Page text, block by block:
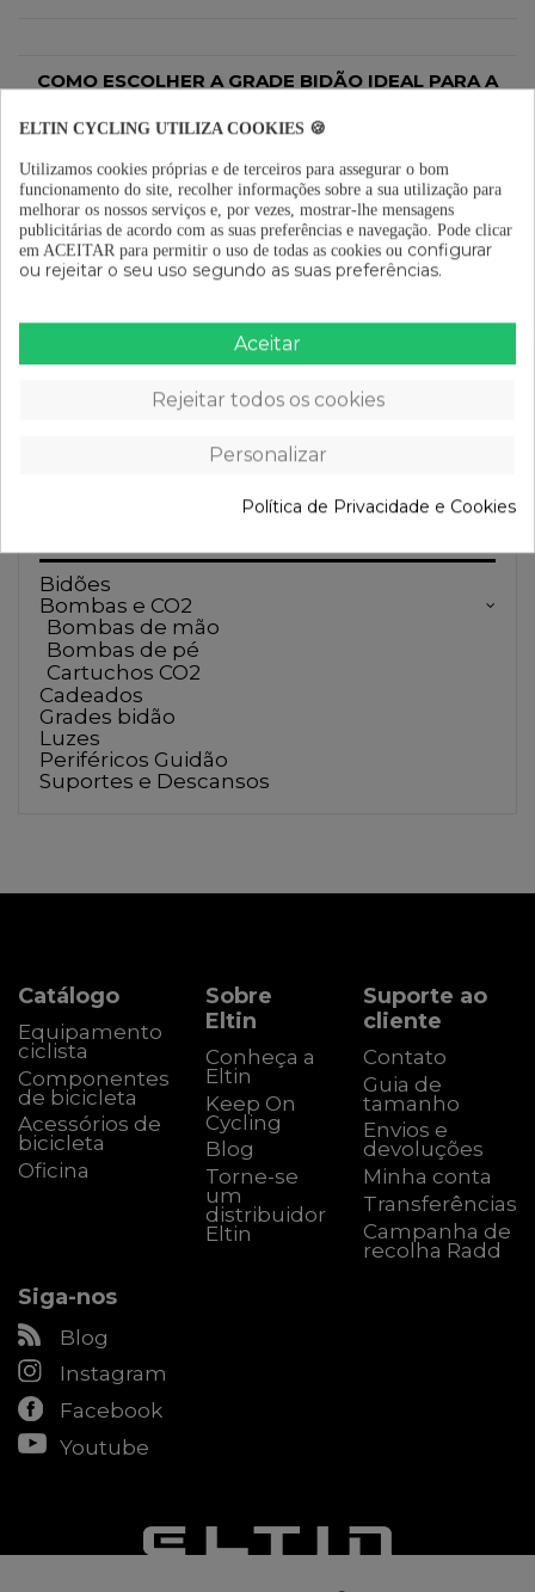
COMO ESCOLHER A GRADE BIDÃO IDEAL PARA A
Para escolher a grade bidão ideal para a sua bicicleta, deve
colocados em diferentes pontos da bicicleta, consoante as suas
necessidades e o tipo de ciclismo que pratica.
FACTORES A TER EM CONTA NA ESCOLHA DE UMA
GRADE BIDÃO
▶︎Estética:
▶︎Peso:
Se quiser reduzir algumas gramas na sua bicicleta, é importante ter em
conta o peso e o material de que é feito.
Compatibilidade:
e se, uma vez encaixada, está bem presa.
Bidões
Bombas e CO2
Bombas de mão
Bombas de pé
Cartuchos CO2
Cadeados
Grades bidão
Luzes
Periféricos Guidão
Suportes e Descansos
Catálogo
Equipamento
ciclista
Componentes
de bicicleta
Acessórios de
bicicleta
Oficina
Sobre
Eltin
Conheça a
Eltin
Keep On
Cycling
Blog
Torne-se
um
distribuidor
Eltin
Suporte ao
cliente
Contato
Guia de
tamanho
Envios e
devoluções
Minha conta
Transferências
Campanha de
recolha Radd
Siga-nos
Blog
Instagram
Facebook
Youtube
ELTIN CYCLING UTILIZA COOKIES 🍪
Utilizamos cookies próprias e de terceiros para assegurar o bom
funcionamento do site, recolher informações sobre a sua utilização para
melhorar os nossos serviços e, por vezes, mostrar-lhe mensagens
publicitárias de acordo com as suas preferências e navegação. Pode clicar
em ACEITAR para permitir o uso de todas as cookies ou configurar
ou rejeitar o seu uso segundo as suas preferências.
Aceitar
Rejeitar todos os cookies
Personalizar
Política de Privacidade e Cookies